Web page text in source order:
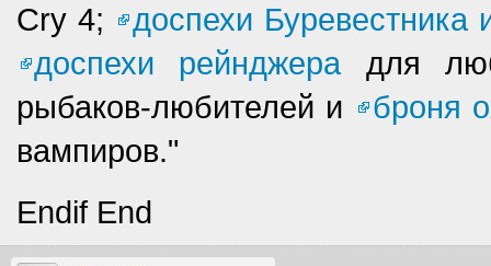
Cry 4;
доспехи Буревестника
доспехи рейнджерадля
рыбаков-любителей и
броня
вампиров."
Endif End